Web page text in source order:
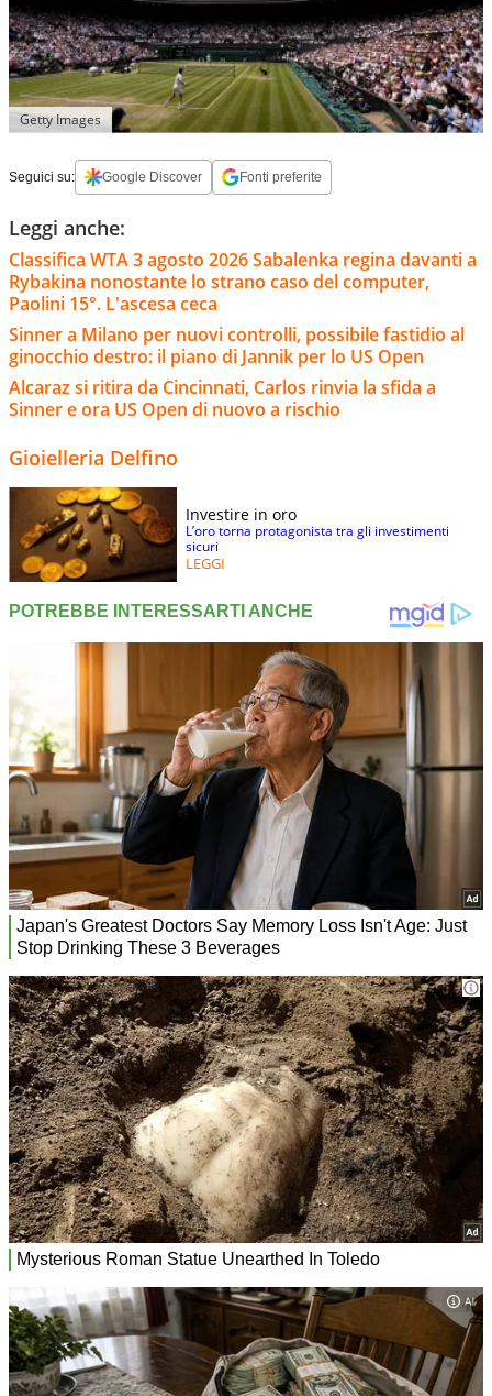
Getty Images
Seguici su: Google Discover Fonti preferite
Leggi anche:
Classifica WTA 3 agosto 2026 Sabalenka regina davanti a
Rybakina nonostante lo strano caso del computer,
Paolini 15°. L'ascesa ceca
Sinner a Milano per nuovi controlli, possibile fastidio al
ginocchio destro: il piano di Jannik per lo US Open
Alcaraz si ritira da Cincinnati, Carlos rinvia la sfida a
Sinner e ora US Open di nuovo a rischio
Gioielleria Delfino
Investire in oro
L’oro torna protagonista tra gli investimenti
sicuri
LEGGI